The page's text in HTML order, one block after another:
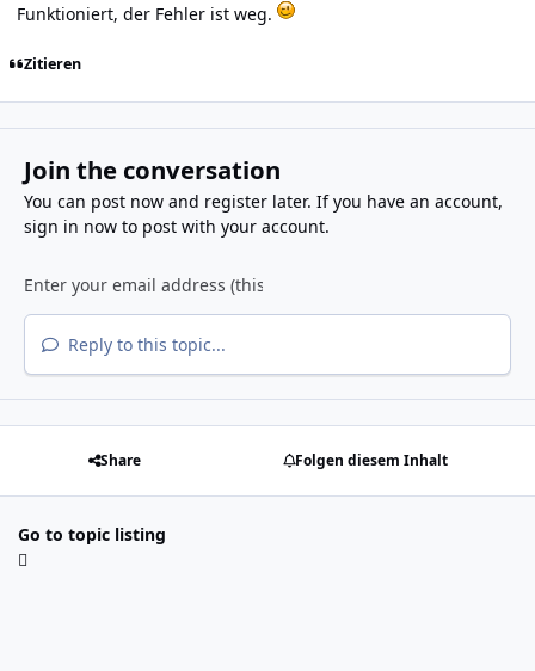
Funktioniert, der Fehler ist weg.
Zitieren
Join the conversation
You can post now and register later. If you have an account,
sign in nowto post with your account.
Reply to this topic...
Share Folgen diesem Inhalt
Go to topic listing